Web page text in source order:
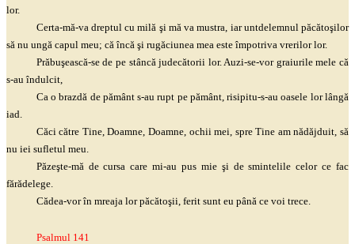
lor.
Certa-mă-va dreptul cu milă şimă va mustra, iar untdelemnulpăcătoşilor
să nu ungă capul meu; că încă şi rugăciunea mea este împotriva vrerilor lor.
Prăbuşească-se de pe stâncă judecătorii lor. Auzi-se-vor graiurile mele că
s-au îndulcit,
Ca o brazdă de pământ s-au rupt pe pământ,risipitu-s-au oasele lor lângă
iad.
Căci către Tine, Doamne, Doamne, ochii mei, spre Tine am nădăjduit, să
nu iei sufletul meu.
Păzeşte-mă de cursa care mi-au pus mie şide smintelile celor ce fac
fărădelege.
Cădea-vor în mreaja lorpăcătoşii, ferit sunt eu până ce voi trece.
Psalmul 141